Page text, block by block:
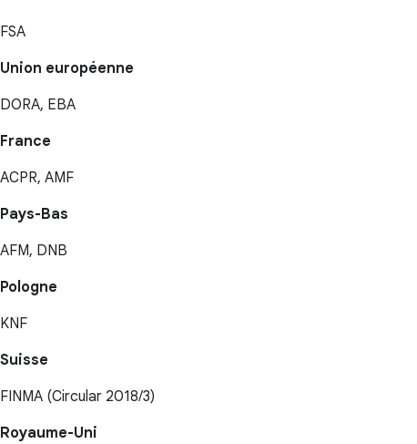
FSA
Union européenne
DORA, EBA
France
ACPR, AMF
Pays-Bas
AFM, DNB
Pologne
KNF
Suisse
FINMA (Circular 2018/3)
Royaume-Uni